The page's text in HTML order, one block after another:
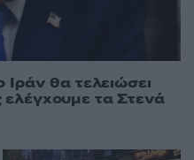
θα τελειώσει
τα Στενά